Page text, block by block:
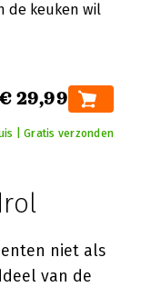
de keuken wil
29,99
| Gratis verzonden
niet als
van de